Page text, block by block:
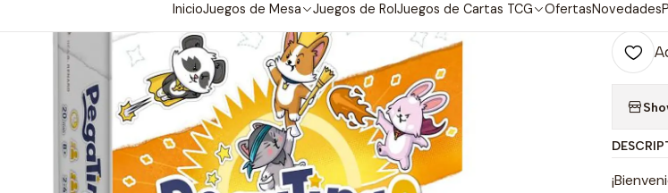
InicioJuegos de Mesa Juegos de RolJuegos de Cartas TCG OfertasNovedades
Quantity